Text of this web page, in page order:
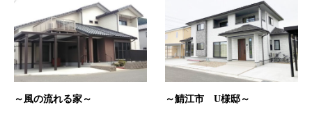
～風の流れる家～ ～鯖江市 U様邸～